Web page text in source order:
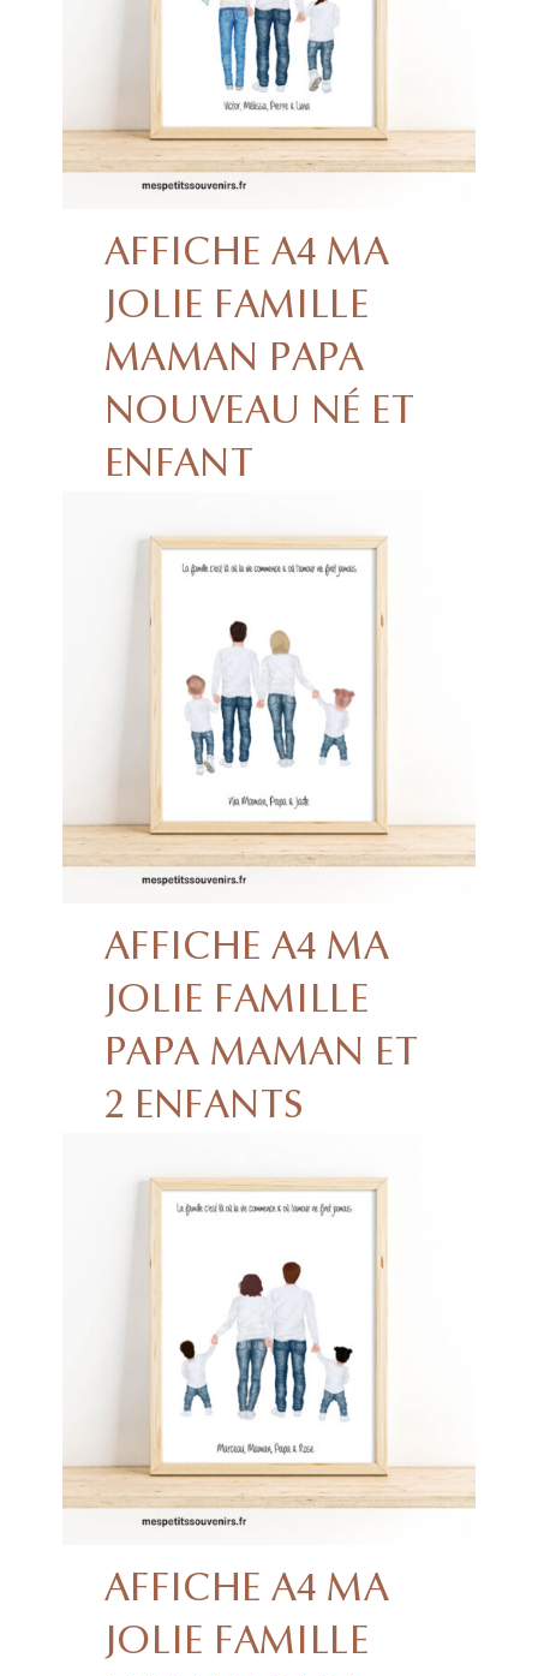
AFFICHE A4 MA
JOLIE FAMILLE
MAMAN PAPA
NOUVEAU NÉ ET
ENFANT
AFFICHE A4 MA
JOLIE FAMILLE
PAPA MAMAN ET
2 ENFANTS
AFFICHE A4 MA
JOLIE FAMILLE